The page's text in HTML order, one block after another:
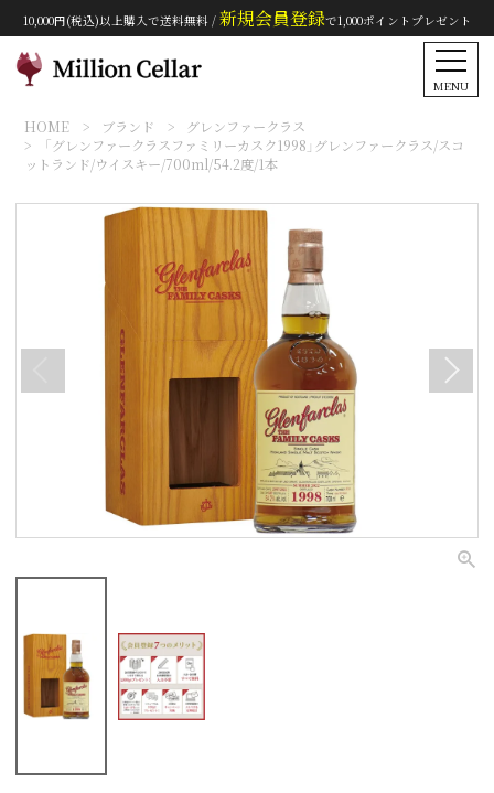
10,000円(税込)以上購入で送料無料 / 新規会員登録で1,000ポイントプレゼント
MENU
HOME ブランド
グレンファークラス
「グレンファークラスファミリーカスク1998」グレンファークラス/スコ
ットランド/ウイスキー/700ml/54.2度/1本